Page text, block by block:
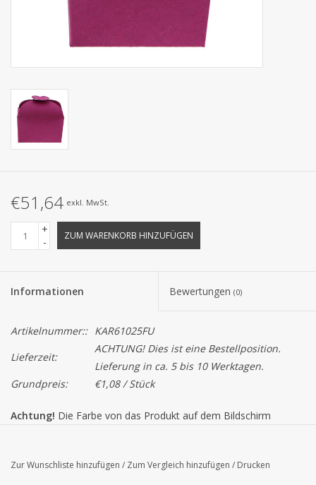
€51,64 exkl. MwSt.
+
-
ZUM WARENKORB HINZUFÜGEN
Informationen Bewertungen (0)
Artikelnummer:: KAR61025FU
Lieferzeit:
ACHTUNG! Dies ist eine Bestellposition.
Lieferung in ca. 5 bis 10 Werktagen.
Grundpreis:
€1,08 / Stück
Achtung! Die Farbe von das Produkt auf dem Bildschirm
Dieses Produkt ist ein Saisonsprodukt, das heißt solange der
Zur Wunschliste hinzufügen / Zum Vergleich hinzufügen / Drucken